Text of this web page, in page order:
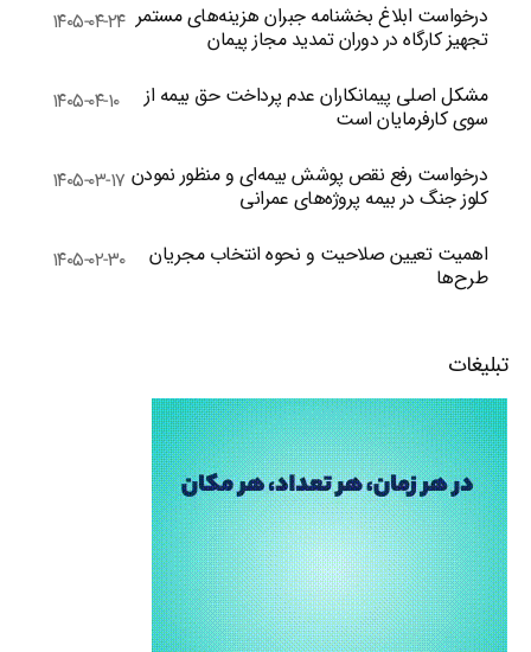
درخواست ابلاغ بخشنامه جبران هزینه‌های مستمر
تجهیز کارگاه در دوران تمدید مجاز پیمان
۱۴۰۵-۰۴-۲۴
مشکل اصلی پیمانکاران عدم پرداخت حق بیمه از
سوی کارفرمایان است
۱۴۰۵-۰۴-۱۰
درخواست رفع نقص پوشش بیمه‌ای و منظور نمودن
کلوز جنگ در بیمه پروژه‌های عمرانی
۱۴۰۵-۰۳-۱۷
اهمیت تعیین صلاحیت و نحوه انتخاب مجریان
طرح‌ها
۱۴۰۵-۰۲-۳۰
تبلیغات